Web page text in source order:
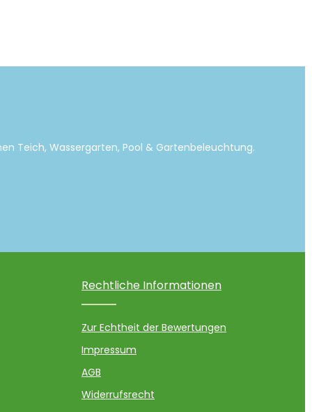
Teich, Wassergarten, Pool & Gartenbeleuchtung.
Rechtliche Informationen
Zur Echtheit der Bewertungen
Impressum
AGB
Widerrufsrecht